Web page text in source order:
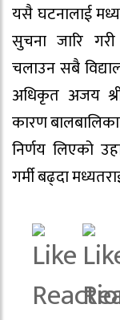
यसै घटनालाई
सुचना जारि गरी
चलाउन सबै
अधिकृत अजय
कारण
निर्णय लिएको
गर्मी बढ्दा